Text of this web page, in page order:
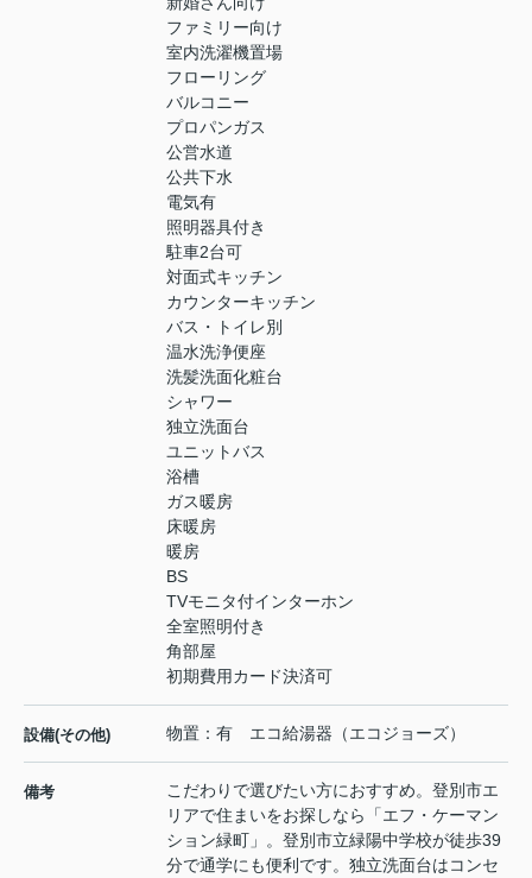
ファミリー向け
室内洗濯機置場
フローリング
バルコニー
プロパンガス
公営水道
公共下水
電気有
照明器具付き
駐車2台可
対面式キッチン
カウンターキッチン
バス・トイレ別
温水洗浄便座
洗髪洗面化粧台
シャワー
独立洗面台
ユニットバス
浴槽
ガス暖房
床暖房
暖房
BS
TVモニタ付インターホン
全室照明付き
角部屋
初期費用カード決済可
設備(その他) 物置：有 エコ給湯器（エコジョーズ）
備考
こだわりで選びたい方におすすめ。登別市エ
リアで住まいをお探しなら「エフ・ケーマン
ション緑町」。登別市立緑陽中学校が徒歩39
分で通学にも便利です。独立洗面台はコンセ